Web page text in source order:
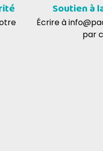
cuivre, pentahydrate
Soutien à
Écrire à
par